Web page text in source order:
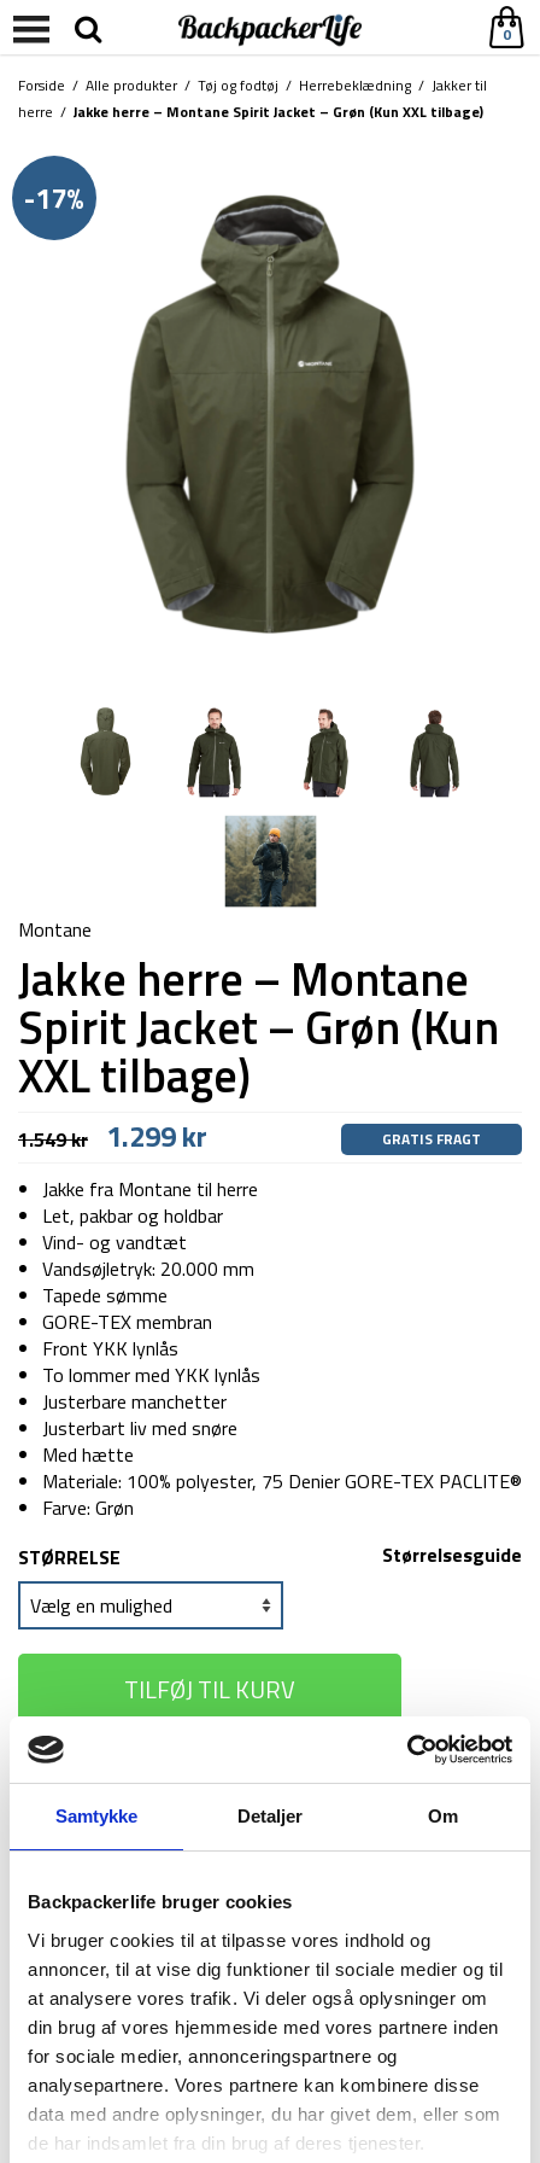
Samtykke Detaljer Om
Backpackerlife bruger cookies
Vi bruger cookies til at tilpasse vores indhold og
annoncer, til at vise dig funktioner til sociale medier og til
at analysere vores trafik. Vi deler også oplysninger om
din brug af vores hjemmeside med vores partnere inden
for sociale medier, annonceringspartnere og
analysepartnere. Vores partnere kan kombinere disse
data med andre oplysninger, du har givet dem, eller som
de har indsamlet fra din brug af deres tjenester.
0
Forside / Alle produkter/ Tøj og fodtøj / Herrebeklædning / Jakker til
herre / Jakke herre – Montane Spirit Jacket – Grøn (Kun XXL tilbage)
-17%
Montane
Jakke herre – Montane
Spirit Jacket – Grøn (Kun
XXL tilbage)
1.549kr Den
oprindelige
pris
var:
1.549 kr.
1.299kr
pris
er:
GRATIS FRAGT
Jakke fra Montane til herre
Let, pakbar og holdbar
Vind- og vandtæt
Vandsøjletryk: 20.000 mm
Tapede sømme
GORE-TEX membran
Front YKK lynlås
To lommer med YKK lynlås
Justerbare manchetter
Justerbart liv med snøre
Med hætte
Materiale: 100% polyester, 75 Denier GORE-TEX PACLITE®
Farve: Grøn
Størrelsesguide
STØRRELSE
TILFØJ TIL KURV
1-2 dages
levering
Fri fragt over
499 kr
100 dages
returret
BESKRIVELSE
YDERLIGERE INFORMATION
BRAND
FAQ